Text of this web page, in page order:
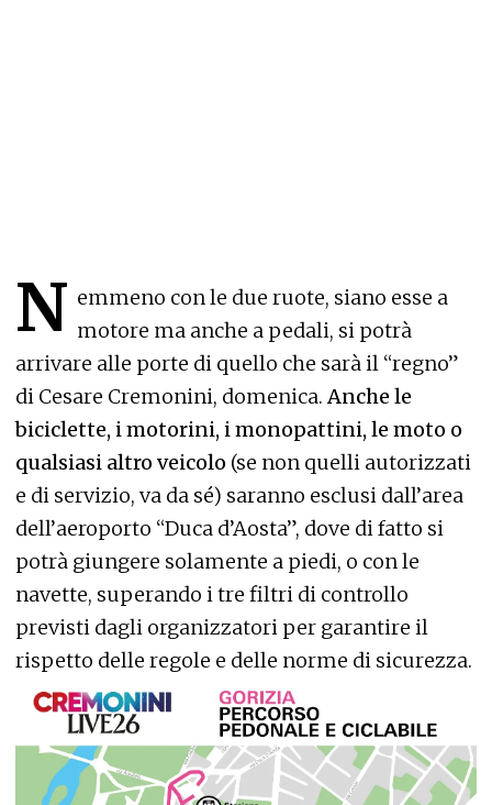
N emmeno con le due ruote, siano esse a
motore ma anche a pedali, si potrà
arrivare alle porte di quello che sarà il “regno”
di Cesare Cremonini, domenica.Anche le
biciclette, i motorini, i monopattini, le moto o
qualsiasi altro veicolo (se non quelli autorizzati
e di servizio, va da sé) saranno esclusi dall’area
dell’aeroporto “Duca d’Aosta”, dove di fatto si
potrà giungere solamente a piedi, o con le
navette, superando i tre filtri di controllo
previsti dagli organizzatori per garantire il
rispetto delle regole e delle norme di sicurezza.